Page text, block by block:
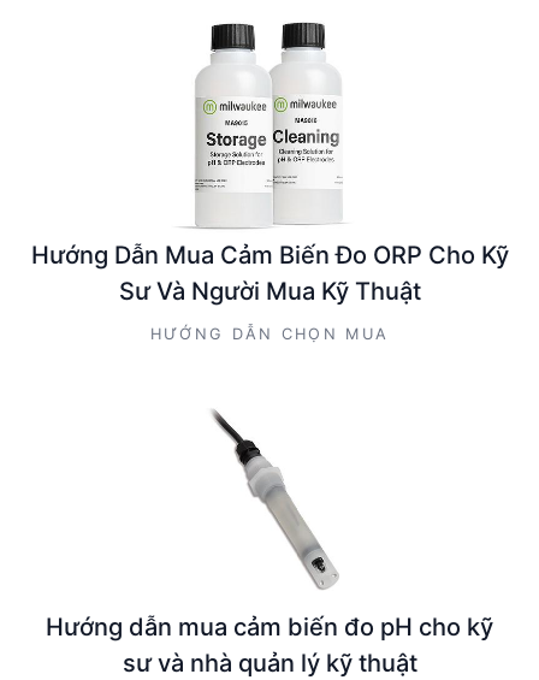
Hướng Dẫn Mua Cảm Biến Đo ORP Cho Kỹ
Sư Và Người Mua Kỹ Thuật
HƯỚNG DẪN CHỌN MUA
Hướng dẫn mua cảm biến đo pH cho kỹ
sư và nhà quản lý kỹ thuật